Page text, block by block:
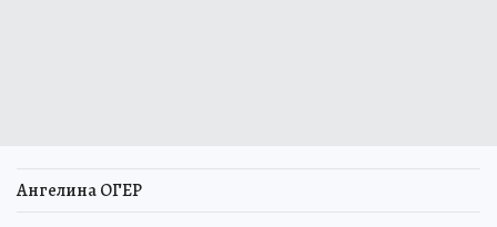
Ангелина ОГЕР